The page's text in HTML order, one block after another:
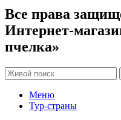
Все права
Интернет-
пчелка»
Меню
Тур-страны